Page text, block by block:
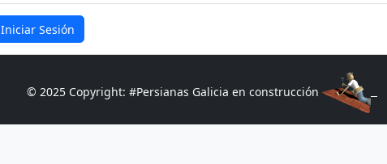
Iniciar Sesión
© 2025 Copyright: #Persianas Galicia en construcción